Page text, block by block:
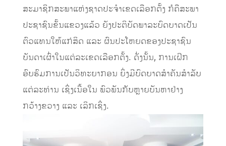
ສະມາຊິກສະພາແຫ່ງຊາດປະຈໍາເຂດເລືອກຕັ້ງ ກໍຄືສະພາ
ປະຊາຊົນຂັ້ນແຂວງແລ້ວ ຍັງປະຕິບັດພາລະບົດບາດເປັນ
ຕົວແທນໃຫ້ແກ່ສິດ ແລະ ຜົນປະໂຫຍດຂອງປະຊາຊົນ
ບັນດາເຜົ່າໃນແຕ່ລະເຂດເລືອກຕັ້ງ. ດັ່ງນັ້ນ, ການເຝິກ
ອົບຮົມການເປັນວິທະຍາກອນ ຍິ່ງມີບົດບາດສຳຄັນສຳລັບ
ແຕ່ລະທ່ານ ເຊິ່ງເນື້ອໃນ ພົວພັນກັບຫຼາຍບັນຫາຢ່າງ
ກວ້າງຂວາງ ແລະ ເລິກເຊິ່ງ.